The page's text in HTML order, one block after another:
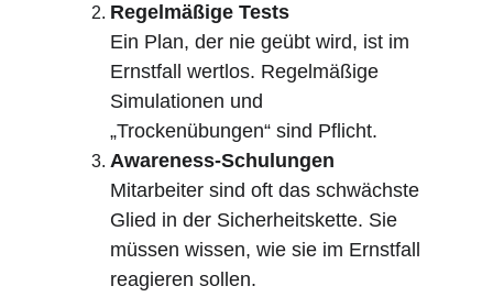
Regelmäßige Tests
Ein Plan, der nie geübt wird, ist im
Ernstfall wertlos. Regelmäßige
Simulationen und
„Trockenübungen“ sind Pflicht.
Awareness-Schulungen
Mitarbeiter sind oft das schwächste
Glied in der Sicherheitskette. Sie
müssen wissen, wie sie im Ernstfall
reagieren sollen.